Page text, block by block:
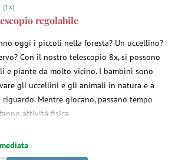
(1x)
regolabile
oggi i piccoli nella foresta? Un uccellino?
Con il nostro telescopio 8x, si possono
e piante da molto vicino. I bambini sono
gli uccellini e gli animali in natura e a
Mentre giocano, passano tempo
attività fisica.